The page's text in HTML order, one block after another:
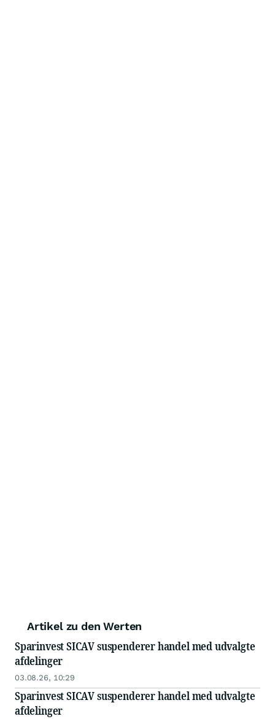
Artikel zu den Werten
Sparinvest SICAV suspenderer handel med udvalgte
afdelinger
03.08.26, 10:29
Sparinvest SICAV suspenderer handel med udvalgte
afdelinger